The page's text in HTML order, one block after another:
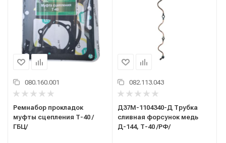
080.160.001
Ремнабор прокладок
муфты сцепления Т-40 /
ГБЦ/
082.113.043
Д37М-1104340-Д Трубка
сливная форсунок медь
Д-144, Т-40 /РФ/